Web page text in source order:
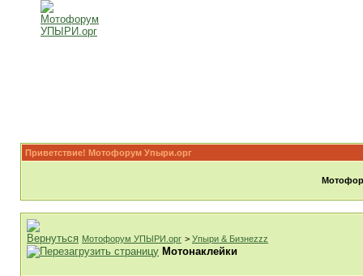
Приветствие! Мотофорум Упыри.орг
Мотофорум УПЫРИ.орг > Упыри & Бизнеzzz
Мотонаклейки